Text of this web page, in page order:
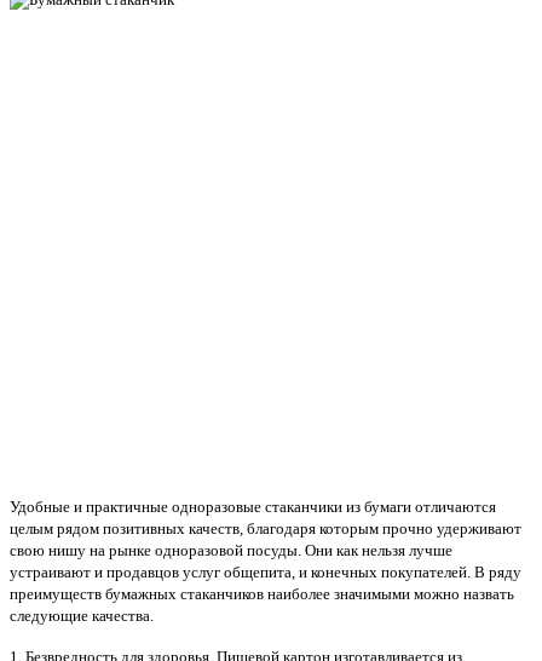
Удобные и практичные одноразовые стаканчики из бумаги отличаются
целым рядом позитивных качеств, благодаря которым прочно удерживают
свою нишу на рынке одноразовой посуды. Они как нельзя лучше
устраивают и продавцов услуг общепита, и конечных покупателей. В ряду
преимуществ бумажных стаканчиков наиболее значимыми можно назвать
следующие качества.
1. Безвредность для здоровья. Пищевой картон изготавливается из